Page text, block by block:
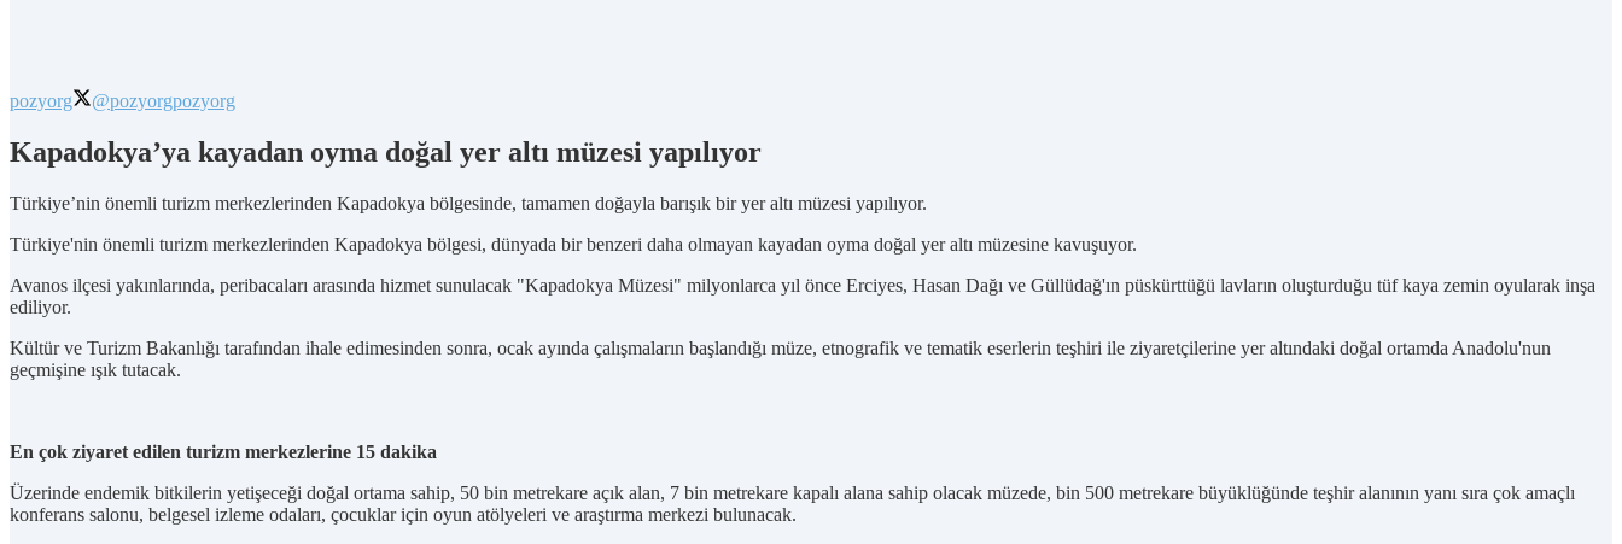
pozyorg @pozyorgpozyorg
Kapadokya’ya kayadan oyma doğal yer altı müzesi yapılıyor
Türkiye’nin önemli turizm merkezlerinden Kapadokya bölgesinde, tamamen doğayla barışık bir yer altı müzesi yapılıyor.
Türkiye'nin önemli turizm merkezlerinden Kapadokya bölgesi, dünyada bir benzeri daha olmayan kayadan oyma doğal yer altı müzesine kavuşuyor.
Avanos ilçesi yakınlarında, peribacaları arasında hizmet sunulacak "Kapadokya Müzesi" milyonlarca yıl önce Erciyes, Hasan Dağı ve Güllüdağ'ın püskürttüğü lavların oluşturduğu tüf kaya zemin oyularak inşa
ediliyor.
Kültür ve Turizm Bakanlığı tarafından ihale edimesinden sonra, ocak ayında çalışmaların başlandığı müze, etnografik ve tematik eserlerin teşhiri ile ziyaretçilerine yer altındaki doğal ortamda Anadolu'nun
geçmişine ışık tutacak.
En çok ziyaret edilen turizm merkezlerine 15 dakika
Üzerinde endemik bitkilerin yetişeceği doğal ortama sahip, 50 bin metrekare açık alan, 7 bin metrekare kapalı alana sahip olacak müzede, bin 500 metrekare büyüklüğünde teşhir alanının yanı sıra çok amaçlı
konferans salonu, belgesel izleme odaları, çocuklar için oyun atölyeleri ve araştırma merkezi bulunacak.